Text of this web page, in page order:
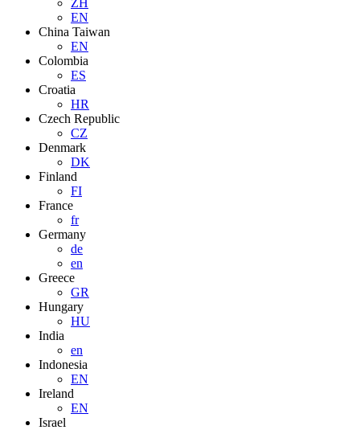
ZH
EN
China Taiwan
EN
Colombia
ES
Croatia
HR
Czech Republic
CZ
Denmark
DK
Finland
FI
France
fr
Germany
de
en
Greece
GR
Hungary
HU
India
en
Indonesia
EN
Ireland
EN
Israel